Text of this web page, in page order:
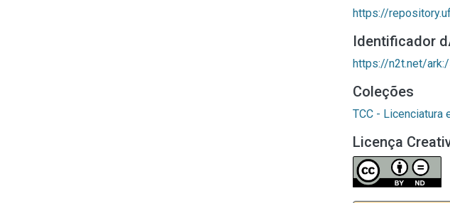
https://
Identificador
https://n2t.net/
Coleções
TCC - Licenciatura
Licença